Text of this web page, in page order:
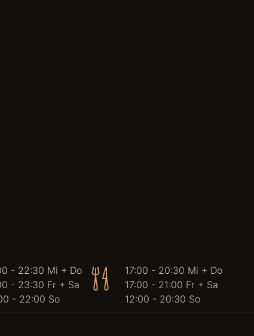
- 22:30 Mi + Do
- 23:30 Fr + Sa
- 22:00 So
17:00 - 20:30 Mi + Do
17:00 - 21:00 Fr + Sa
12:00 - 20:30 So